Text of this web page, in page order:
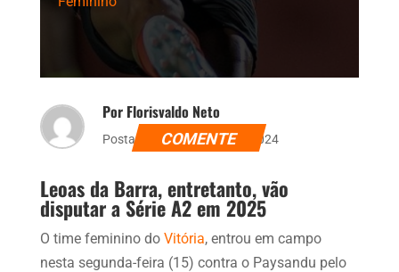
Por Florisvaldo Neto
Postado dia 15 de julho de 2024
COMENTE
Leoas da Barra, entretanto, vão
disputar a Série A2 em 2025
O time feminino do Vitória, entrou em campo
nesta segunda-feira (15) contra o Paysandu pelo